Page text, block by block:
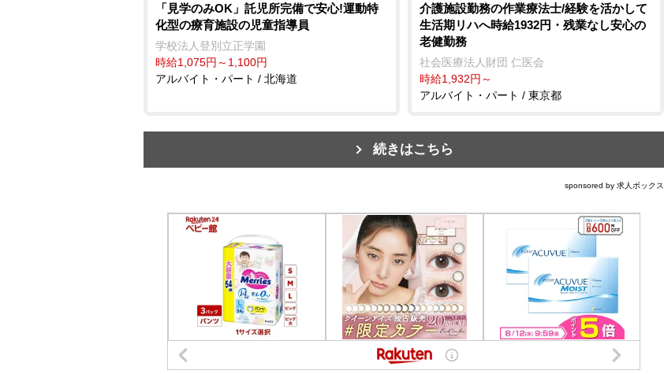
「見学のみOK」託児所完備で安心!運動特
化型の療育施設の児童指導員
学校法人登別立正学園
時給1,075円～1,100円
アルバイト・パート / 北海道
介護施設勤務の作業療法士/経験を活かして
生活期リハへ時給1932円・残業なし安心の
老健勤務
社会医療法人財団 仁医会
時給1,932円～
アルバイト・パート / 東京都
続きはこちら
sponsored by 求人ボックス